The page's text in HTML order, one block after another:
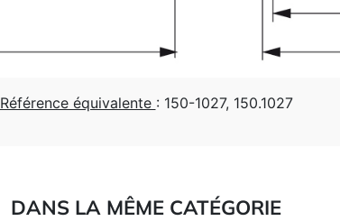
Référence équivalente : 150-1027, 150.1027
DANS LA MÊME CATÉGORIE